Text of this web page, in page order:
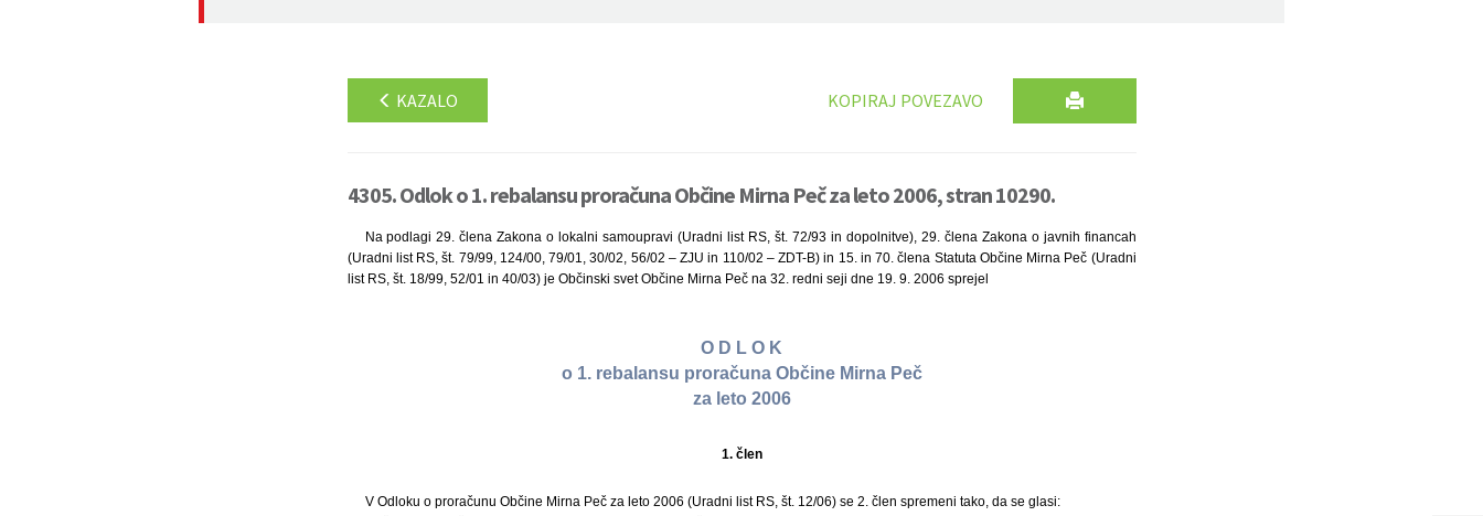
KAZALO KOPIRAJ POVEZAVO
4305. Odlok o 1. rebalansu proračuna Občine Mirna Peč za leto 2006, stran 10290.
Na podlagi 29. člena Zakona o lokalni samoupravi (Uradni list RS, št. 72/93 in dopolnitve), 29. člena Zakona o javnih financah
(Uradni list RS, št. 79/99, 124/00, 79/01, 30/02, 56/02 – ZJU in 110/02 – ZDT-B) in 15. in 70. člena Statuta Občine Mirna Peč (Uradni
list RS, št. 18/99, 52/01 in 40/03) je Občinski svet Občine Mirna Peč na 32. redni seji dne 19. 9. 2006 sprejel
O D L O K
o 1. rebalansu proračuna Občine Mirna Peč
za leto 2006
1. člen
V Odloku o proračunu Občine Mirna Peč za leto 2006 (Uradni list RS, št. 12/06) se 2. člen spremeni tako, da se glasi: